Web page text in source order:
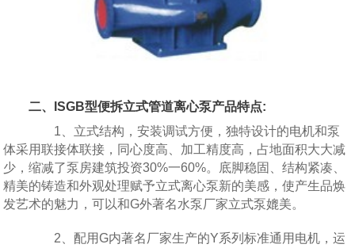
二、ISGB型便拆立式管道离心泵产品特点:
1、立式结构，安装调试方便，独特设计的电机和泵
体采用联接体联接，同心度高、加工精度高，占地面积大大减
少，缩减了泵房建筑投资30%一60%。底脚稳固、结构紧凑、
精美的铸造和外观处理赋予立式离心泵新的美感，使产生品焕
发艺术的魅力，可以和G外著名水泵厂家立式泵媲美。
2、配用G内著名厂家生产的Y系列标准通用电机，运